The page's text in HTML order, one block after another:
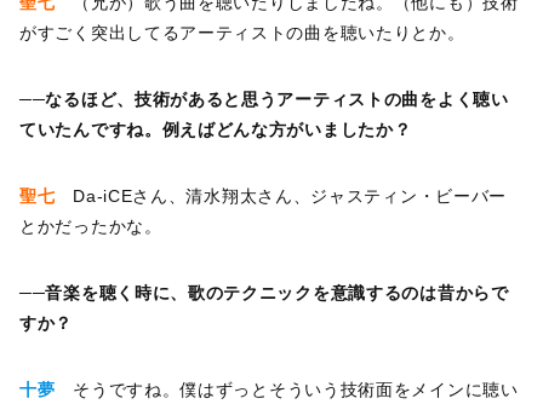
がすごく突出してるアーティストの曲を聴いたりとか。
──なるほど、技術があると思うアーティストの曲をよく聴い
ていたんですね。例えばどんな方がいましたか？
聖七 Da-iCEさん、清水翔太さん、ジャスティン・ビーバー
とかだったかな。
──音楽を聴く時に、歌のテクニックを意識するのは昔からで
すか？
十夢 そうですね。僕はずっとそういう技術面をメインに聴い